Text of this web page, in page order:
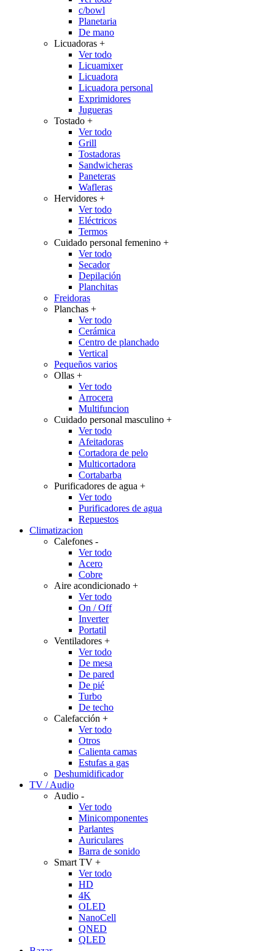
c/bowl
Planetaria
De mano
Licuadoras +
Ver todo
Licuamixer
Licuadora
Licuadora personal
Exprimidores
Jugueras
Tostado +
Ver todo
Grill
Tostadoras
Sandwicheras
Paneteras
Wafleras
Hervidores +
Ver todo
Eléctricos
Termos
Cuidado personal femenino +
Ver todo
Secador
Depilación
Planchitas
Freidoras
Planchas +
Ver todo
Cerámica
Centro de planchado
Vertical
Pequeños varios
Ollas +
Ver todo
Arrocera
Multifuncion
Cuidado personal masculino +
Ver todo
Afeitadoras
Cortadora de pelo
Multicortadora
Cortabarba
Purificadores de agua +
Ver todo
Purificadores de agua
Repuestos
Climatizacion
Calefones -
Ver todo
Acero
Cobre
Aire acondicionado +
Ver todo
On / Off
Inverter
Portatil
Ventiladores +
Ver todo
De mesa
De pared
De pié
Turbo
De techo
Calefacción +
Ver todo
Otros
Calienta camas
Estufas a gas
Deshumidificador
TV / Audio
Audio -
Ver todo
Minicomponentes
Parlantes
Auriculares
Barra de sonido
Smart TV +
Ver todo
HD
4K
OLED
NanoCell
QNED
QLED